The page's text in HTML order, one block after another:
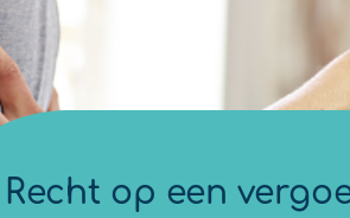
Recht op een